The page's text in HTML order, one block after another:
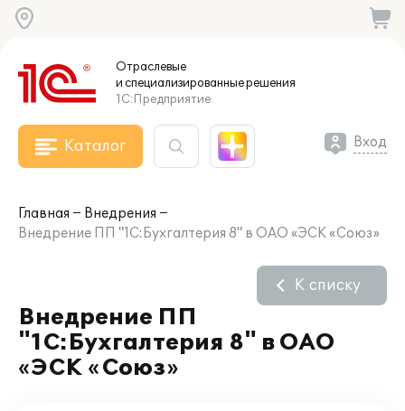
Отраслевые
и специализированныерешения
1С:Предприятие
Каталог Вход
Главная
Внедрения
Внедрение ПП "1С:Бухгалтерия 8" в ОАО «ЭСК «Союз»
Внедрение ПП
"1С:Бухгалтерия 8" в ОАО
«ЭСК «Союз»
К списку